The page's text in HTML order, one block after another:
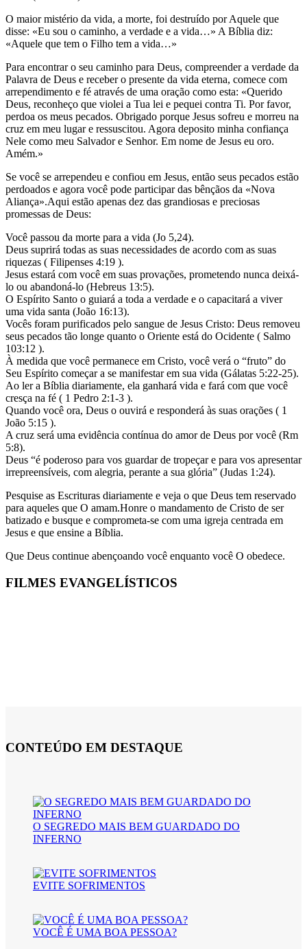
O maior mistério da vida, a morte, foi destruído por Aquele que
disse: «Eu sou o caminho, a verdade e a vida…» A Bíblia diz:
«Aquele que tem o Filho tem a vida…»
Para encontrar o seu caminho para Deus, compreender a verdade da
Palavra de Deus e receber o presente da vida eterna, comece com
arrependimento e fé através de uma oração como esta: «Querido
Deus, reconheço que violei a Tua lei e pequei contra Ti. Por favor,
perdoa os meus pecados. Obrigado porque Jesus sofreu e morreu na
cruz em meu lugar e ressuscitou. Agora deposito minha confiança
Nele como meu Salvador e Senhor. Em nome de Jesus eu oro.
Amém.»
Se você se arrependeu e confiou em Jesus, então seus pecados estão
perdoados e agora você pode participar das bênçãos da «Nova
Aliança».Aqui estão apenas dez das grandiosas e preciosas
promessas de Deus:
Você passou da morte para a vida (Jo 5,24).
Deus suprirá todas as suas necessidades de acordo com as suas
riquezas ( Filipenses 4:19 ).
Jesus estará com você em suas provações, prometendo nunca deixá-
lo ou abandoná-lo (Hebreus 13:5).
O Espírito Santo o guiará a toda a verdade e o capacitará a viver
uma vida santa (João 16:13).
Vocês foram purificados pelo sangue de Jesus Cristo: Deus removeu
seus pecados tão longe quanto o Oriente está do Ocidente ( Salmo
103:12 ).
À medida que você permanece em Cristo, você verá o “fruto” do
Seu Espírito começar a se manifestar em sua vida (Gálatas 5:22-25).
Ao ler a Bíblia diariamente, ela ganhará vida e fará com que você
cresça na fé ( 1 Pedro 2:1-3 ).
Quando você ora, Deus o ouvirá e responderá às suas orações ( 1
João 5:15 ).
A cruz será uma evidência contínua do amor de Deus por você (Rm
5:8).
Deus “é poderoso para vos guardar de tropeçar e para vos apresentar
irrepreensíveis, com alegria, perante a sua glória” (Judas 1:24).
Pesquise as Escrituras diariamente e veja o que Deus tem reservado
para aqueles que O amam.Honre o mandamento de Cristo de ser
batizado e busque e comprometa-se com uma igreja centrada em
Jesus e que ensine a Bíblia.
Que Deus continue abençoando você enquanto você O obedece.
FILMES EVANGELÍSTICOS
CONTEÚDO EM DESTAQUE
O SEGREDO MAIS BEM GUARDADO DO
INFERNO
EVITE SOFRIMENTOS
VOCÊ É UMA BOA PESSOA?